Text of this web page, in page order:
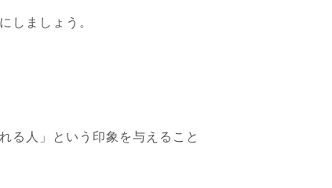
しましょう。
る人」という印象を与えること